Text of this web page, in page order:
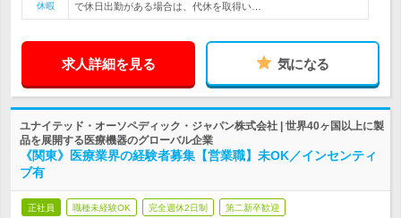
休暇 で休日出勤がある場合は、代休を取得い…
求人詳細を見る 気になる
ユナイテッド・オーソペディック・ジャパン株式会社 | 世界40ヶ国以上に製
品を展開する医療機器のグローバル企業
《関東》医療業界の経験者募集【営業職】未OK／インセンティ
ブ有
正社員 職種未経験OK 完全週休2日制 第二新卒歓迎